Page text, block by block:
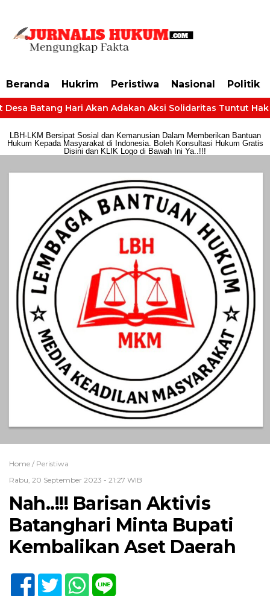
Beranda Hukrim Peristiwa Nasional Politik
Batang Hari Akan Adakan Aksi Solidaritas Tuntut Hak Gaji
LBH-LKM Bersipat Sosial dan Kemanusian Dalam Memberikan Bantuan
Hukum Kepada Masyarakat di Indonesia. Boleh Konsultasi Hukum Gratis
Disini dan KLIK Logo di Bawah Ini Ya..!!!
Home / Peristiwa
Rabu, 20 September 2023 - 21:27 WIB
Nah..!!! Barisan Aktivis
Batanghari Minta Bupati
Kembalikan Aset Daerah